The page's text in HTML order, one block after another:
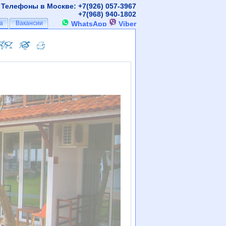
Телефоны в Москве: +7(926) 057-3967
+7(968) 940-1802
WhatsApp
Viber
Вакансии
Вакансии